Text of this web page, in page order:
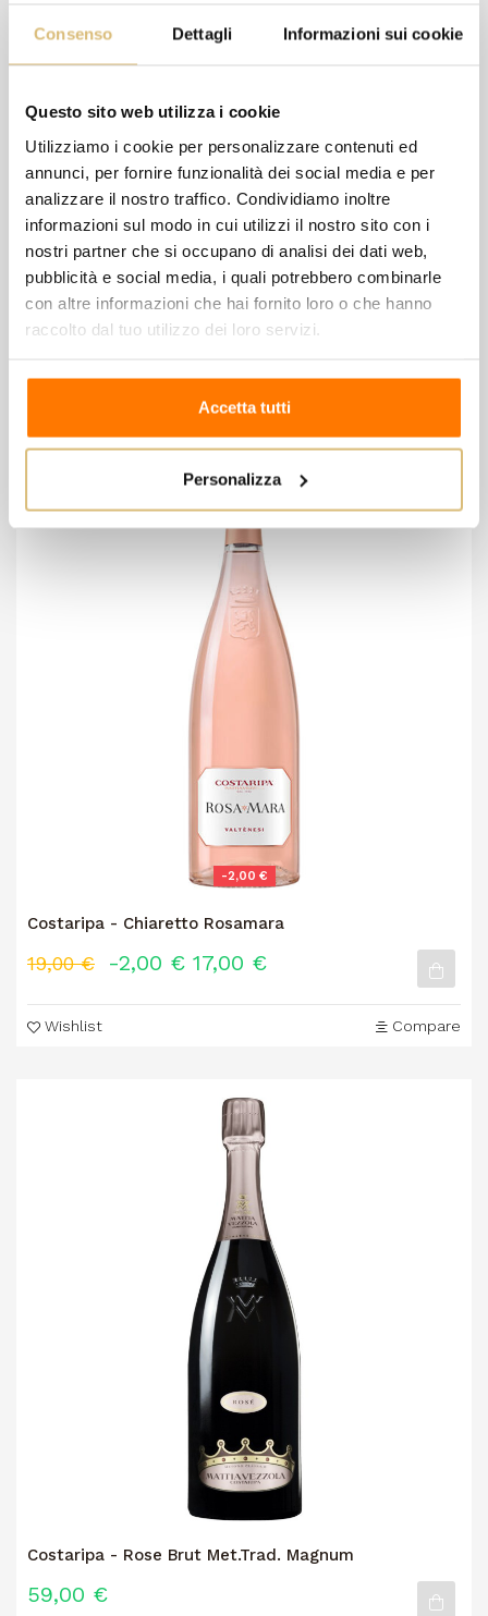
Consenso Dettagli Informazioni sui cookie
Questo sito web utilizza i cookie
Utilizziamo i cookie per personalizzare contenuti ed
annunci, per fornire funzionalità dei social media e per
analizzare il nostro traffico. Condividiamo inoltre
informazioni sul modo in cui utilizzi il nostro sito con i
nostri partner che si occupano di analisi dei dati web,
pubblicità e social media, i quali potrebbero combinarle
con altre informazioni che hai fornito loro o che hanno
raccolto dal tuo utilizzo dei loro servizi.
Accetta tutti
Personalizza
Costaripa - Chiaretto Molmenti
39,90 €
-2,00 €
Costaripa - Chiaretto Rosamara
19,00 € -2,00 € 17,00 €
Wishlist Compare
Costaripa - Rose Brut Met.Trad. Magnum
59,00 €